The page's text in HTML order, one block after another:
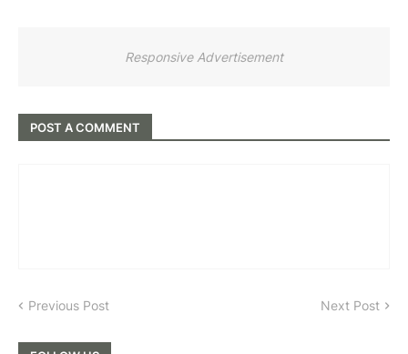
Responsive Advertisement
POST A COMMENT
Previous Post Next Post